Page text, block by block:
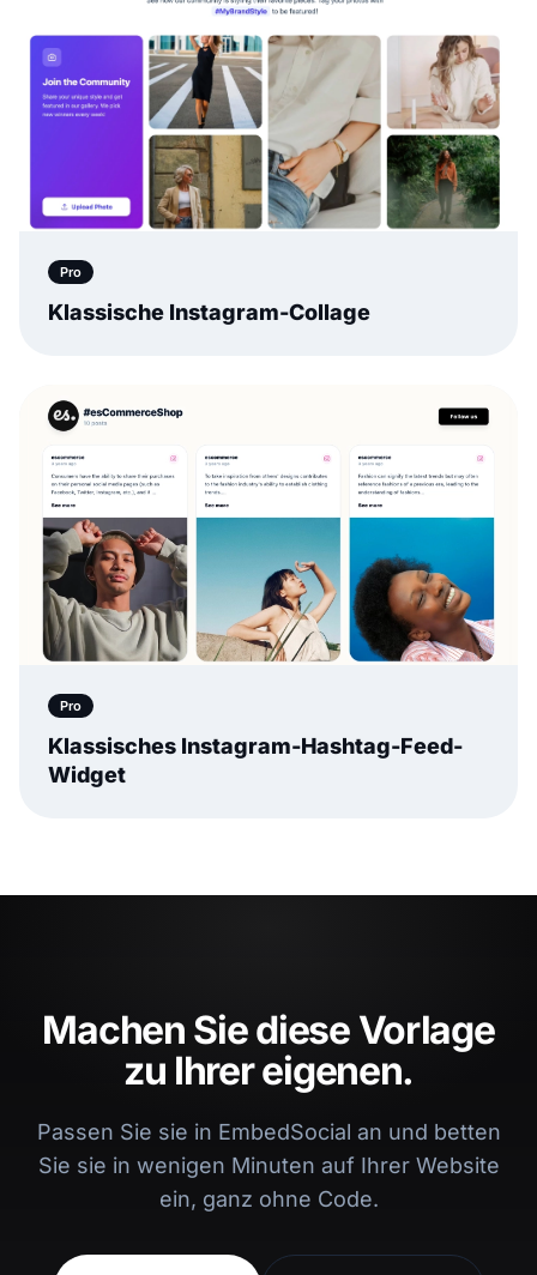
Pro
Klassische Instagram-Collage
Pro
Klassisches Instagram-Hashtag-Feed-
Widget
Machen Sie diese Vorlage
zu Ihrer eigenen.
Passen Sie sie in EmbedSocial an und betten
Sie sie in wenigen Minuten auf Ihrer Website
ein, ganz ohne Code.